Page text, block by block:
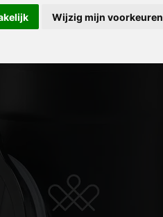
Wijzig mijn voorkeuren